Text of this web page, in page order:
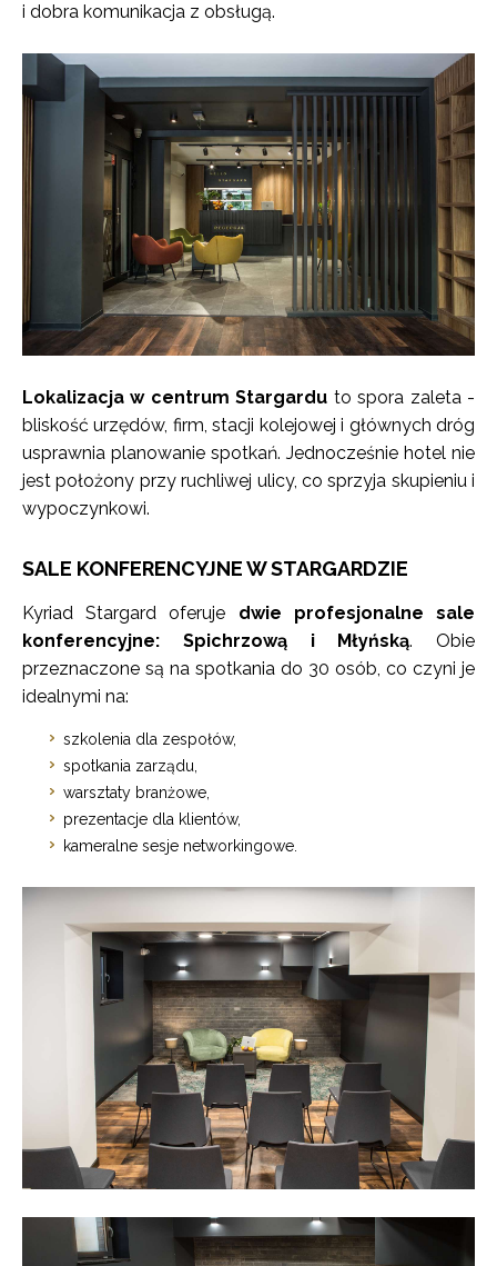
i dobra komunikacja z obsługą.
Lokalizacja w centrum Stargardu to spora zaleta -
bliskość urzędów, firm, stacji kolejowej i głównych dróg
usprawnia planowanie spotkań. Jednocześnie hotel nie
jest położony przy ruchliwej ulicy, co sprzyja skupieniu i
wypoczynkowi.
SALE KONFERENCYJNE W STARGARDZIE
Kyriad Stargard oferuje dwie profesjonalne sale
konferencyjne: Spichrzową i Młyńską. Obie
przeznaczone są na spotkania do 30 osób, co czyni je
idealnymi na:
szkolenia dla zespołów,
spotkania zarządu,
warsztaty branżowe,
prezentacje dla klientów,
kameralne sesje networkingowe.